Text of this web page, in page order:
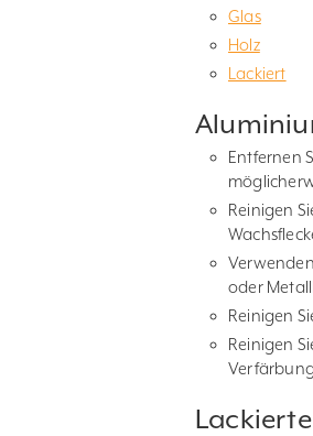
Glas
Holz
Lackiert
Entfernen
Reinigen
oder
Reinigen
Reinigen